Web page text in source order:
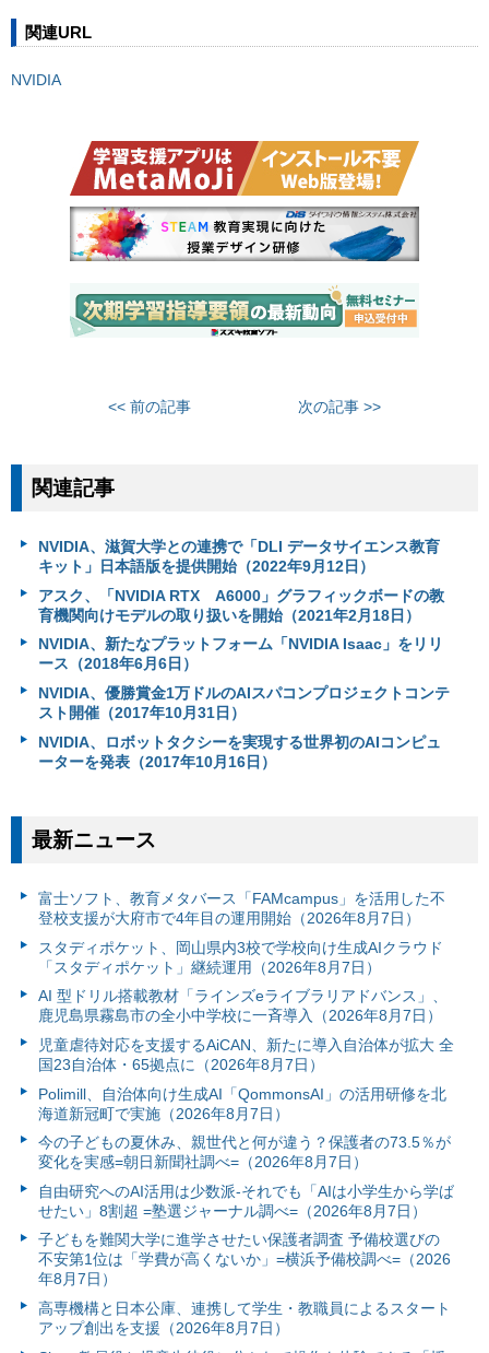
関連URL
NVIDIA
<< 前の記事 次の記事 >>
関連記事
NVIDIA、滋賀大学との連携で「DLI データサイエンス教育
キット」日本語版を提供開始（2022年9月12日）
アスク、「NVIDIA RTX A6000」グラフィックボードの教
育機関向けモデルの取り扱いを開始（2021年2月18日）
NVIDIA、新たなプラットフォーム「NVIDIA Isaac」をリリ
ース（2018年6月6日）
NVIDIA、優勝賞金1万ドルのAIスパコンプロジェクトコンテ
スト開催（2017年10月31日）
NVIDIA、ロボットタクシーを実現する世界初のAIコンピュ
ーターを発表（2017年10月16日）
最新ニュース
富⼠ソフト、教育メタバース「FAMcampus」を活用した不
登校支援が大府市で4年目の運用開始（2026年8月7日）
スタディポケット、岡山県内3校で学校向け生成AIクラウド
「スタディポケット」継続運用（2026年8月7日）
AI 型ドリル搭載教材「ラインズeライブラリアドバンス」、
鹿児島県霧島市の全小中学校に一斉導入（2026年8月7日）
児童虐待対応を支援するAiCAN、新たに導入自治体が拡大 全
国23自治体・65拠点に（2026年8月7日）
Polimill、自治体向け生成AI「QommonsAI」の活用研修を北
海道新冠町で実施（2026年8月7日）
今の子どもの夏休み、親世代と何が違う？保護者の73.5％が
変化を実感=朝日新聞社調べ=（2026年8月7日）
自由研究へのAI活用は少数派-それでも「AIは小学生から学ば
せたい」8割超 =塾選ジャーナル調べ=（2026年8月7日）
子どもを難関大学に進学させたい保護者調査 予備校選びの
不安第1位は「学費が高くないか」=横浜予備校調べ=（2026
年8月7日）
高専機構と日本公庫、連携して学生・教職員によるスタート
アップ創出を支援（2026年8月7日）